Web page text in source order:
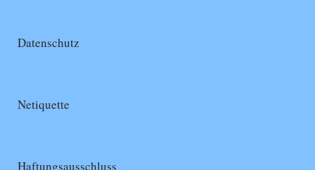
Datenschutz
Netiquette
Haftungsausschluss